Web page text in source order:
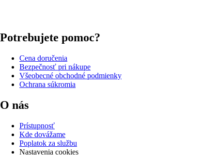
Potrebujete pomoc?
Cena doručenia
Bezpečnosť pri nákupe
Všeobecné obchodné podmienky
Ochrana súkromia
O nás
Prístupnosť
Kde dovážame
Poplatok za službu
Nastavenia cookies